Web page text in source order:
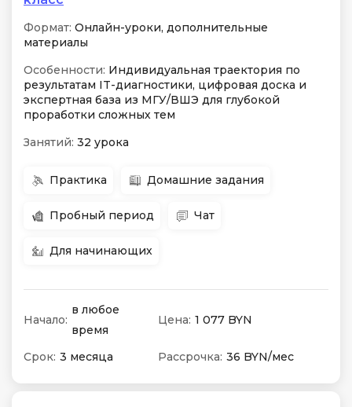
Формат: Онлайн-уроки, дополнительные
материалы
Особенности: Индивидуальная траектория по
результатам IT-диагностики, цифровая доска и
экспертная база из МГУ/ВШЭ для глубокой
проработки сложных тем
Занятий: 32 урока
Практика Домашние задания
Пробный период Чат
Для начинающих
Начало:
в любое
время
Цена: 1 077 BYN
Срок: 3 месяца Рассрочка: 36 BYN/мес